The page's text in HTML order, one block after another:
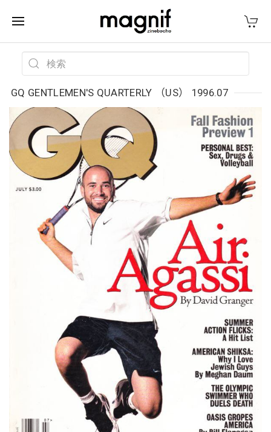
GQ GENTLEMEN'S QUARTERLY （US） 1996.07